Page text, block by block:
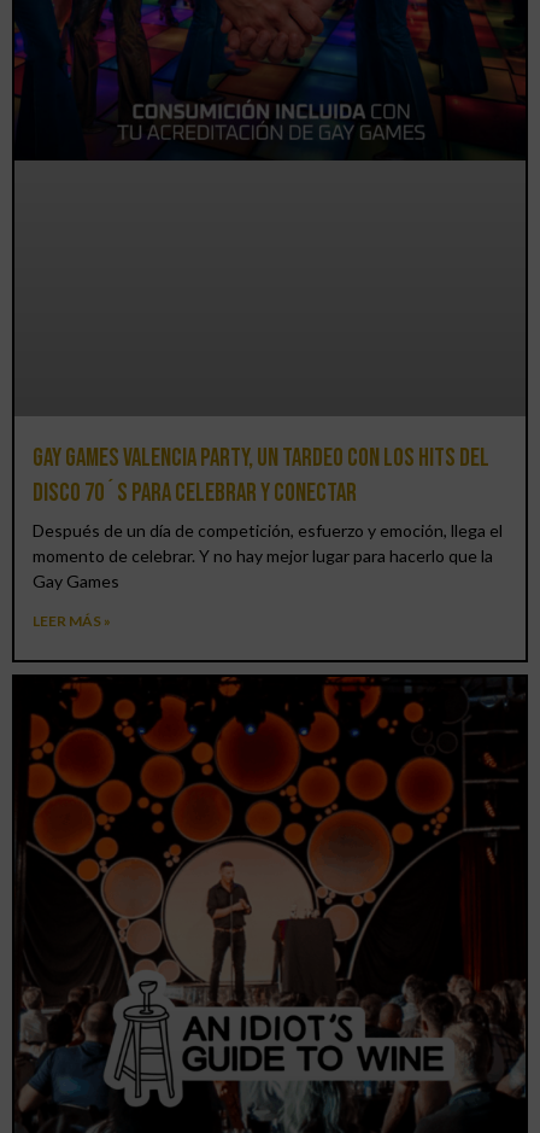
Gay Games Valencia Party, un tardeo con los hits del
DISCO 70´S para celebrar y conectar
Después de un día de competición, esfuerzo y emoción, llega el
momento de celebrar. Y no hay mejor lugar para hacerlo que la
Gay Games
LEER MÁS »